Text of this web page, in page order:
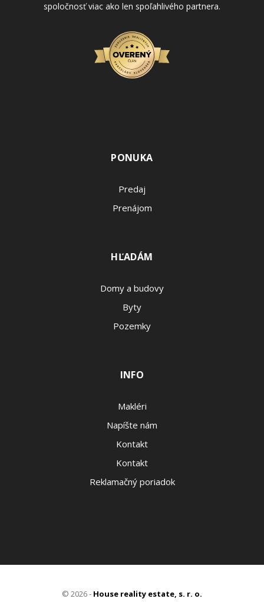
spoločnosť viac ako len spoľahlivého partnera.
PONUKA
Predaj
Prenájom
HĽADÁM
Domy a budovy
Byty
Pozemky
INFO
Makléri
Napíšte nám
Kontakt
Kontakt
Reklamačný poriadok
© 2026 - House reality estate, s. r. o.